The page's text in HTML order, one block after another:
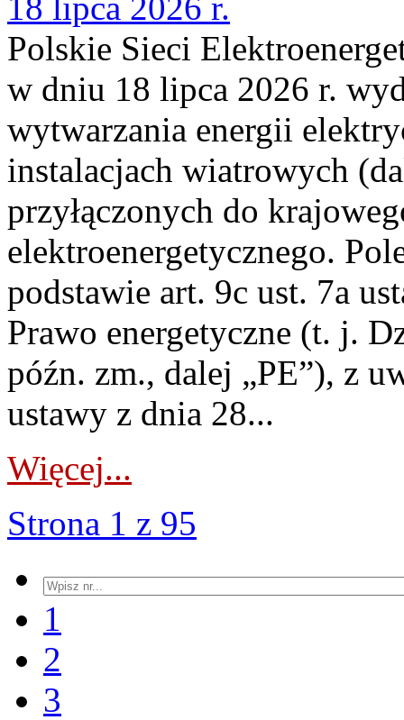
Polskie Sieci
w dniu 18 lipca 2026 r.
wytwarzania energii
instalacjach wiatrowych
przyłączonych do
elektroenergetycznego.
podstawie art. 9c ust. 7a
Prawo energetyczne (t. j.
późn. zm., dalej „PE”), z
ustawy z dnia 28...
Więcej...
Strona 1 z 95
1
2
3